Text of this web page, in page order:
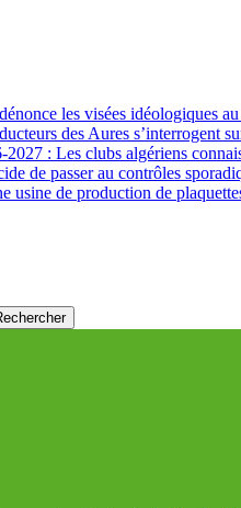
les visées idéologiques
des Aures s’interrogent
: Les clubs algériens
de passer au contrôles
usine de production de